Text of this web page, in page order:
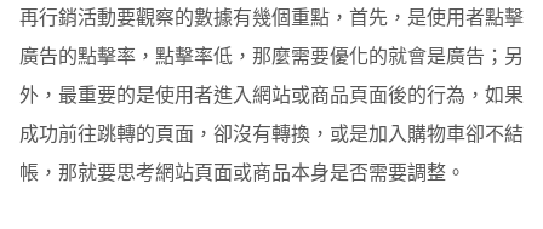
再行銷活動要觀察的數據有幾個重點，首先，是使用者點擊
廣告的點擊率，點擊率低，那麼需要優化的就會是廣告；另
外，最重要的是使用者進入網站或商品頁面後的行為，如果
成功前往跳轉的頁面，卻沒有轉換，或是加入購物車卻不結
帳，那就要思考網站頁面或商品本身是否需要調整。